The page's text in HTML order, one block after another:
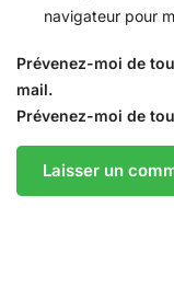
navigateur pour
Prévenez-moi de
mail.
Prévenez-moi de